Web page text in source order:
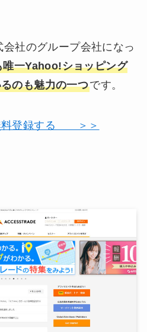
社のグループ会社になっ
唯一Yahoo!ショッピング
のも魅力の一つです。
料登録する ＞＞